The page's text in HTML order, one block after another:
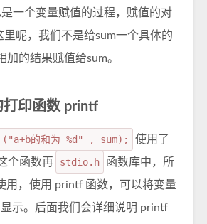
一个变量赋值的过程，赋值的对
里呢，我们不是给sum一个具体的
加的结果赋值给sum。
打印函数 printf
的和为 %d" , sum);
使用了
个函数再 stdio.h
函数库中，所
用，使用 printf 函数，可以将变量
示。后面我们会详细说明 printf